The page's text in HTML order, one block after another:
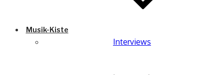
Musik-Kiste
Interviews